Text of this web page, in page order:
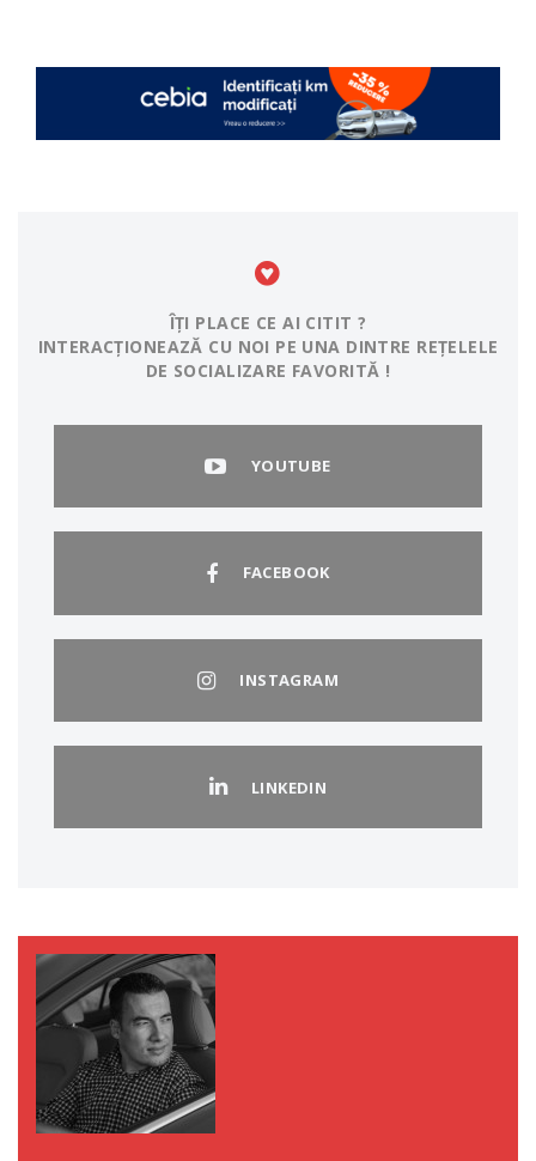
ÎȚI PLACE CE AI CITIT ?
INTERACȚIONEAZĂ CU NOI PE UNA DINTRE REȚELELE
DE SOCIALIZARE FAVORITĂ !
YOUTUBE
FACEBOOK
INSTAGRAM
LINKEDIN